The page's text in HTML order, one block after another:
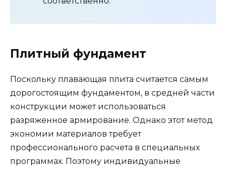
Плитный фундамент
Поскольку плавающая плита считается самым
дорогостоящим фундаментом, в средней части
конструкции может использоваться
разряженное армирование. Однако этот метод
экономии материалов требует
профессионального расчета в специальных
программах. Поэтому индивидуальные